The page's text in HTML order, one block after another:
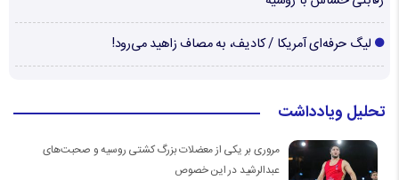
لیگ حرفه‌ای آمریکا / کادیف، به مصاف زاهید می‌رود!
تحلیل ویادداشت
مروری بر یکی از معضلات بزرگ کشتی روسیه و صحبت‌های
عبدالرشید در این خصوص